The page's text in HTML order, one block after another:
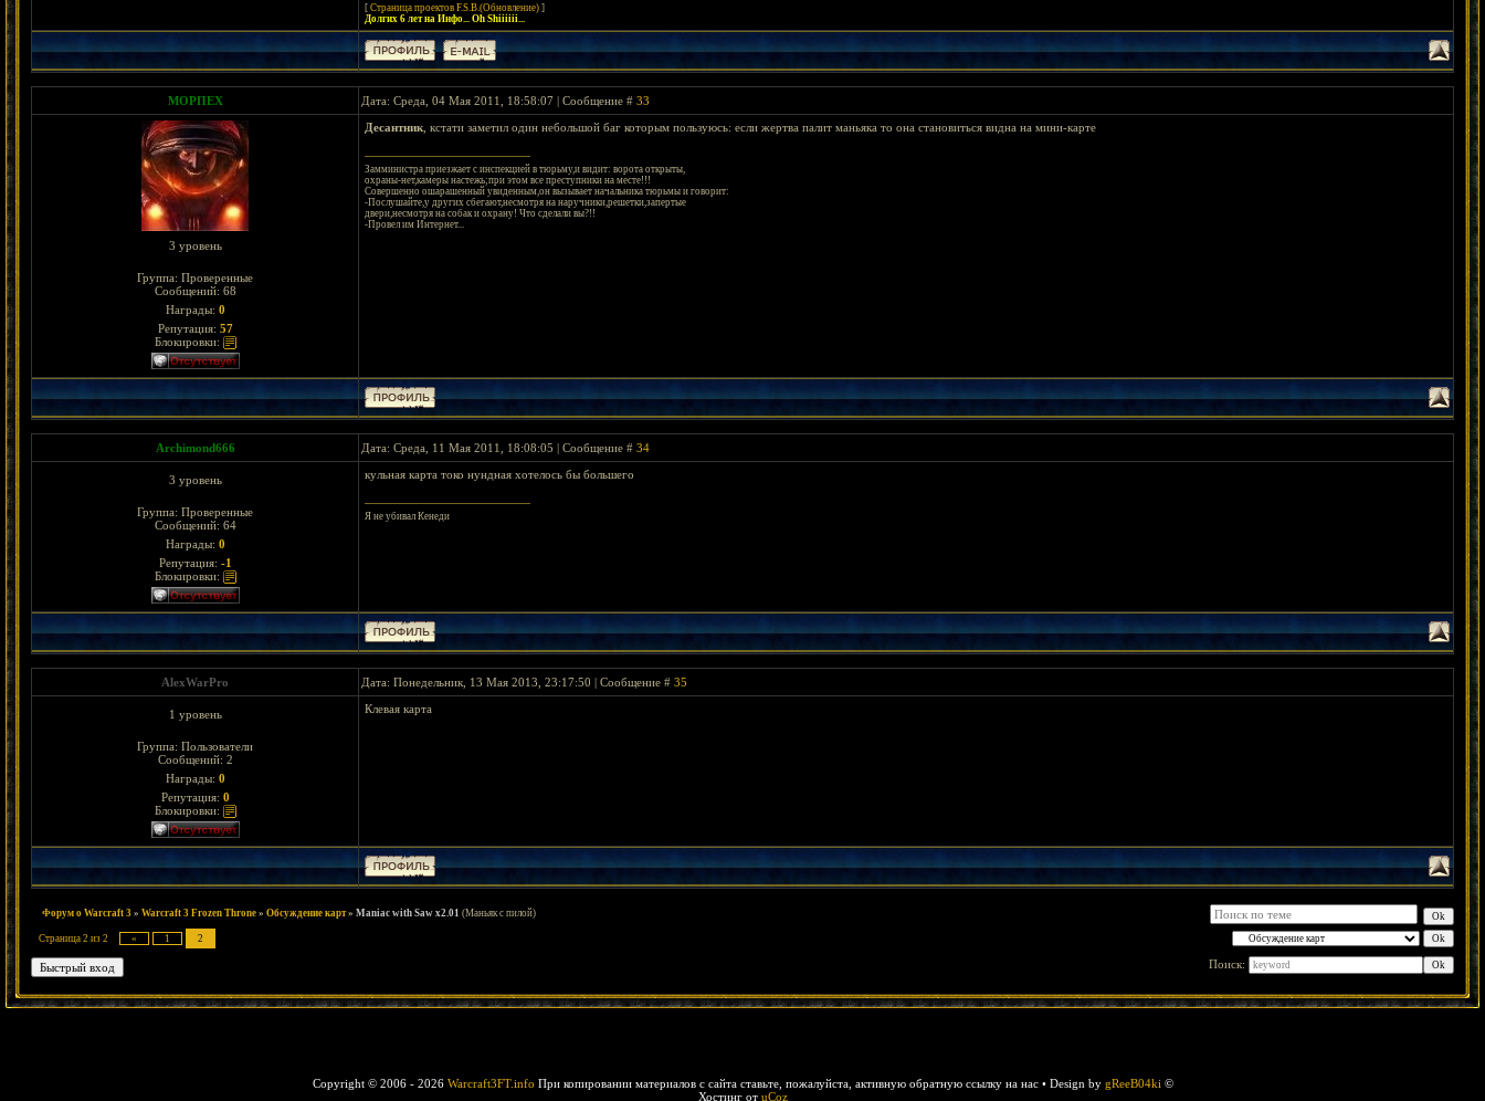
[ Страница проектов F.S.B.(Обновление) ]
Долгих 6 лет на Инфо... Oh Shiiiiii...
МОРПЕХ Дата: Среда, 04 Мая 2011, 18:58:07 | Сообщение # 33
3 уровень
Группа: Проверенные
Сообщений: 68
Награды: 0
Репутация: 57
Блокировки:
Десантник , кстати заметил один небольшой баг которым пользуюсь: если жертва палит маньяка то она становиться видна на мини-карте
Замминистра приезжает с инспекцией в тюрьму,и видит: ворота открыты,
охраны-нет,камеры настежь;при этом все преступники на месте!!!
Совершенно ошарашенный увиденным,он вызывает начальника тюрьмы и говорит:
-Послушайте,у других сбегают,несмотря на наручники,решетки,запертые
двери,несмотря на собак и охрану! Что сделали вы?!!
-Провел им Интернет...
Archimond666 Дата: Среда, 11 Мая 2011, 18:08:05 | Сообщение # 34
3 уровень
Группа: Проверенные
Сообщений: 64
Награды: 0
Репутация: -1
Блокировки:
кульная карта токо нундная хотелось бы большего
Я не убивал Кенеди
AlexWarPro Дата: Понедельник, 13 Мая 2013, 23:17:50 | Сообщение # 35
1 уровень
Группа: Пользователи
Сообщений: 2
Награды: 0
Репутация: 0
Блокировки:
Клевая карта
Форум о Warcraft 3 » Warcraft 3 Frozen Throne » Обсуждение карт » Maniac with Saw x2.01 (Маньяк с пилой)
Страница 2 из 2 « 1 2
Поиск:
Copyright © 2006 - 2026 Warcraft3FT.info При копировании материалов c сайта ставьте, пожалуйста, активную обратную ссылку на нас • Design by gReeB04ki ©
Хостинг от uCoz